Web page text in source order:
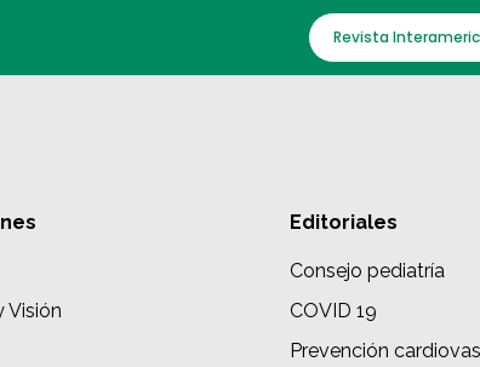
Revista
Visión
Editoriales
Consejo pediatría
COVID 19
Prevención